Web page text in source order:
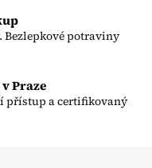
Bezlepkové potraviny
Praze
přístup a certifikovaný